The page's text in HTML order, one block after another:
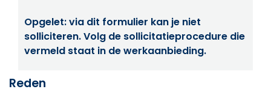
Opgelet: via dit formulier kan je niet
solliciteren. Volg de sollicitatieprocedure die
vermeld staat in de werkaanbieding.
Reden